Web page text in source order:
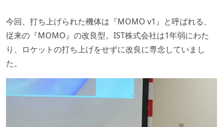
今回、打ち上げられた機体は『MOMO v1』と呼ばれる、
従来の『MOMO』の改良型。IST株式会社は1年弱にわた
り、ロケットの打ち上げをせずに改良に専念していまし
た。